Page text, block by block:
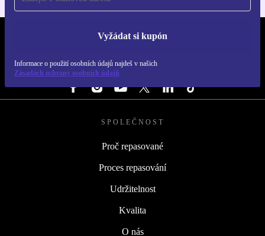
Vyžádat si kupón
Informace o použití osobních údajů najdeš v našich
Zásadách ochrany osobních údajů
REFURBED ČESKO - RETHINK NEW.
SLEDUJ NÁS
SPOLEČNOST
Proč repasované
Proces repasování
Udržitelnost
Kvalita
O nás